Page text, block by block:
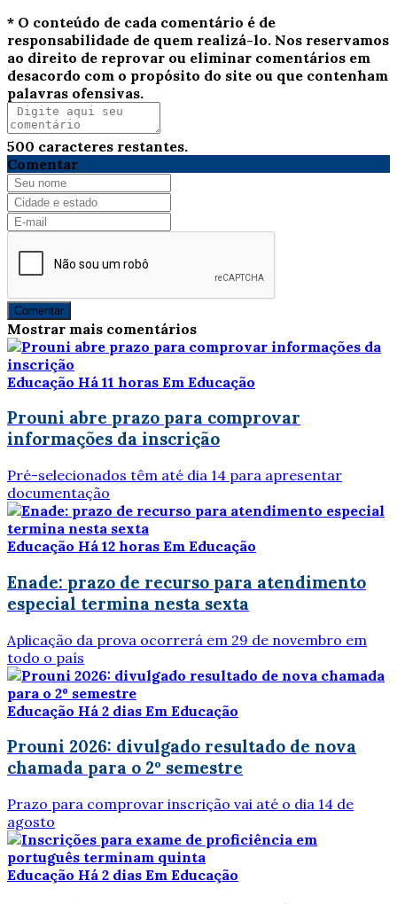
* O conteúdo de cada comentário é de
responsabilidade de quem realizá-lo. Nos reservamos
ao direito de reprovar ou eliminar comentários em
desacordo com o propósito do site ou que contenham
palavras ofensivas.
500 caracteres restantes.
Comentar
Comentar
Mostrar mais comentários
Educação Há 11 horas Em Educação
Prouni abre prazo para comprovar
informações da inscrição
Pré-selecionados têm até dia 14 para apresentar
documentação
Educação Há 12 horas Em Educação
Enade: prazo de recurso para atendimento
especial termina nesta sexta
Aplicação da prova ocorrerá em 29 de novembro em
todo o país
Educação Há 2 dias Em Educação
Prouni 2026: divulgado resultado de nova
chamada para o 2º semestre
Prazo para comprovar inscrição vai até o dia 14 de
agosto
Educação Há 2 dias Em Educação